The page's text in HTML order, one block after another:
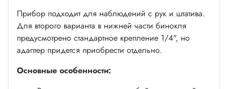
Прибор подходит для наблюдений с рук и штатива.
Для второго варианта в нижней части бинокля
предусмотрено стандартное крепление 1/4", но
адаптер придется приобрести отдельно.
Основные особенности: